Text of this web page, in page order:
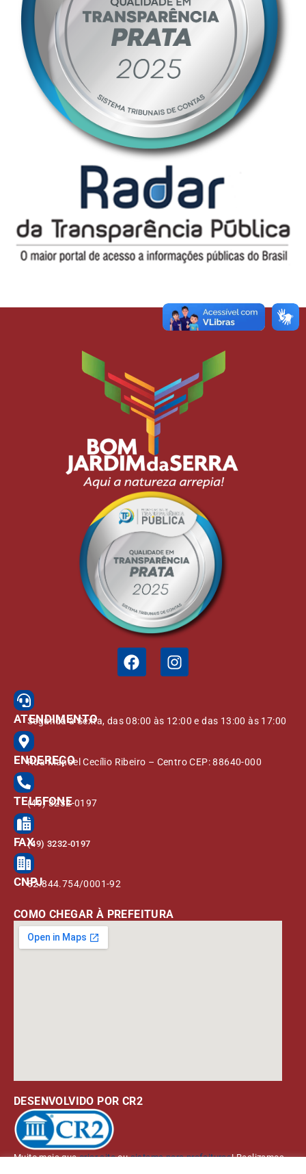
ATENDIMENTO
Segunda à Sexta, das 08:00 às 12:00 e das 13:00 às 17:00
ENDEREÇO
Rua Manoel Cecílio Ribeiro – Centro CEP: 88640-000
TELEFONE
(49) 3232-0197
FAX(49) 3232-0197
CNPJ82.844.754/0001-92
COMO CHEGAR À PREFEITURA
DESENVOLVIDO POR CR2
Muito mais quecriar siteousistema para prefeituras! Realizamos